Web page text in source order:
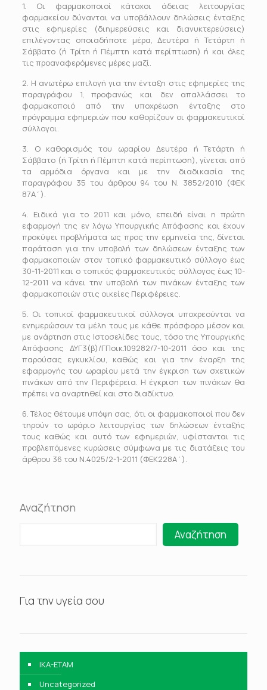
1. Οι φαρμακοποιοί κάτοχοι άδειας λειτουργίας
φαρμακείου δύνανται να υποβάλλουν δηλώσεις ένταξης
στις εφημερίες (διημερεύσεις και διανυκτερεύσεις)
επιλέγοντας οποιαδήποτε μέρα, Δευτέρα ή Τετάρτη ή
Σάββατο (ή Τρίτη ή Πέμπτη κατά περίπτωση) ή και όλες
τις προαναφερόμενες μέρες μαζί.
2. Η ανωτέρω επιλογή για την ένταξη στις εφημερίες της
παραγράφου 1, προφανώς και δεν απαλλάσσει το
φαρμακοποιό από την υποχρέωση ένταξης στο
πρόγραμμα εφημεριών που καθορίζουν οι φαρμακευτικοί
σύλλογοι.
3. Ο καθορισμός του ωραρίου Δευτέρα ή Τετάρτη ή
Σάββατο (ή Τρίτη ή Πέμπτη κατά περίπτωση), γίνεται από
τα αρμόδια όργανα και με την διαδικασία της
παραγράφου 35 του άρθρου 94 του Ν. 3852/2010 (ΦΕΚ
87Α΄).
4. Ειδικά για το 2011 και μόνο, επειδή είναι η πρώτη
εφαρμογή της εν λόγω Υπουργικής Απόφασης και έχουν
προκύψει προβλήματα ως προς την ερμηνεία της, δίνεται
παράταση για την υποβολή των δηλώσεων ένταξης των
φαρμακοποιών στον τοπικό φαρμακευτικό σύλλογο έως
30-11-2011 και ο τοπικός φαρμακευτικός σύλλογος έως 10-
12-2011 να κάνει την υποβολή των πινάκων ένταξης των
φαρμακοποιών στις οικείες Περιφέρειες.
5. Οι τοπικοί φαρμακευτικοί σύλλογοι υποχρεούνται να
ενημερώσουν τα μέλη τους με κάθε πρόσφορο μέσον και
με ανάρτηση στις Ιστοσελίδες τους, τόσο της Υπουργικής
Απόφασης ΔΥΓ3(β)/ΓΠοικ.109282/7-10-2011 όσο και της
παρούσας εγκυκλίου, καθώς και για την έναρξη της
εφαρμογής του ωραρίου μετά την έγκριση των σχετικών
πινάκων από την Περιφέρεια. Η έγκριση των πινάκων θα
πρέπει να αναρτηθεί και στο διαδίκτυο.
6. Τέλος θέτουμε υπόψη σας, ότι οι φαρμακοποιοί που δεν
τηρούν το ωράριο λειτουργίας των δηλώσεων ένταξής
τους καθώς και αυτό των εφημεριών, υφίστανται τις
προβλεπόμενες κυρώσεις σύμφωνα με τις διατάξεις του
άρθρου 36 του Ν.4025/2-1-2011 (ΦΕΚ228Α΄).
Αναζήτηση
Αναζήτηση
Για την υγεία σου
IKA-ETAM
Uncategorized